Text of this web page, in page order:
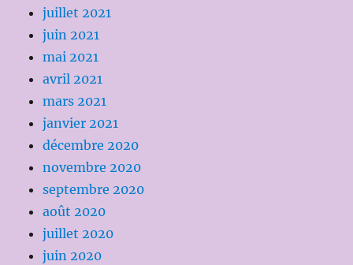
juillet 2021
juin 2021
mai 2021
avril 2021
mars 2021
janvier 2021
décembre 2020
novembre 2020
septembre 2020
août 2020
juillet 2020
juin 2020